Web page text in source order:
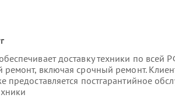
доставку техники по всей
ремонт, включая срочный ремонт.
предоставляется постгарантийное